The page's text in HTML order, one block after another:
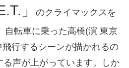
」
のクライマックスを
自転車に乗った高橋(演 東京
行するシーンが描かれるの
る声が上がっています。しか